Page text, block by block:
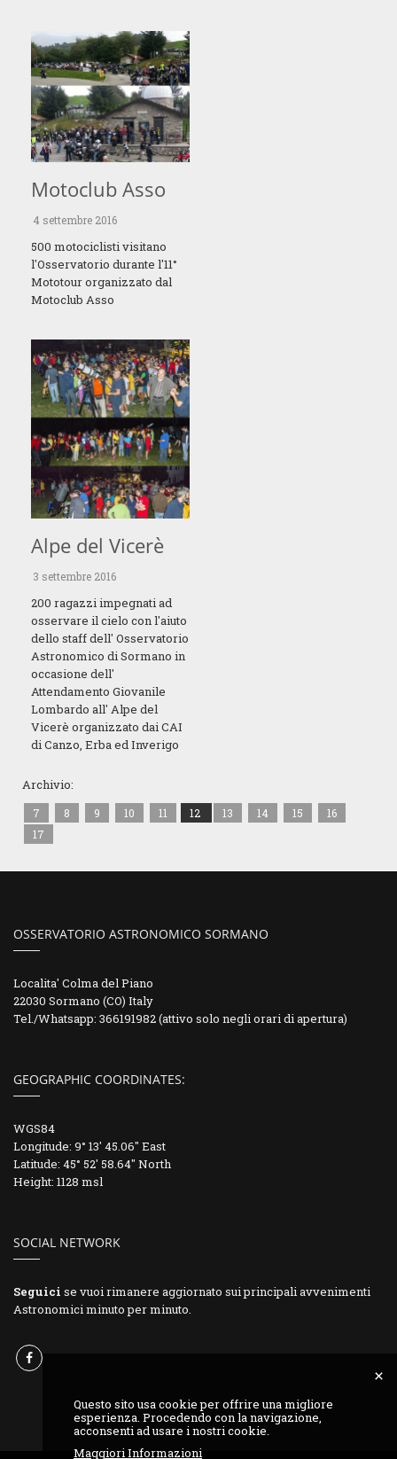
Motoclub Asso
4 settembre 2016
500 motociclisti visitano
l'Osservatorio durante l'11°
Mototour organizzato dal
Motoclub Asso
Alpe del Vicerè
3 settembre 2016
200 ragazzi impegnati ad
osservare il cielo con l'aiuto
dello staff dell' Osservatorio
Astronomico di Sormano in
occasione dell'
Attendamento Giovanile
Lombardo all' Alpe del
Vicerè organizzato dai CAI
di Canzo, Erba ed Inverigo
Archivio:
7 8 9 10 11 12 13 14 15
16
17
OSSERVATORIO ASTRONOMICO SORMANO
Localita' Colma del Piano
22030 Sormano (CO) Italy
Tel./Whatsapp: 366191982 (attivo solo negli orari di apertura)
GEOGRAPHIC COORDINATES:
WGS84
Longitude: 9° 13' 45.06" East
Latitude: 45° 52' 58.64" North
Height: 1128 msl
SOCIAL NETWORK
Seguici se vuoi rimanere aggiornato sui principali avvenimenti
Astronomici minuto per minuto.
Questo sito usa cookie per offrire una migliore
esperienza. Procedendo con la navigazione,
acconsenti ad usare i nostri cookie.
Maggiori Informazioni